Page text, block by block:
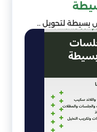
بسيطة لتحويل ..